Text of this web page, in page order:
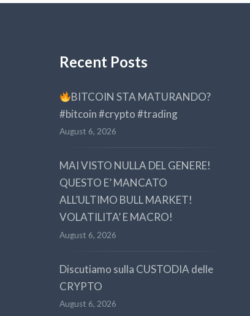
Recent Posts
BITCOIN STA MATURANDO?
#bitcoin #crypto #trading
August 6, 2026
MAI VISTO NULLA DEL GENERE!
QUESTO E’ MANCATO
ALL’ULTIMO BULL MARKET!
VOLATILITA’ E MACRO!
August 6, 2026
Discutiamo sulla CUSTODIA delle
CRYPTO
August 6, 2026